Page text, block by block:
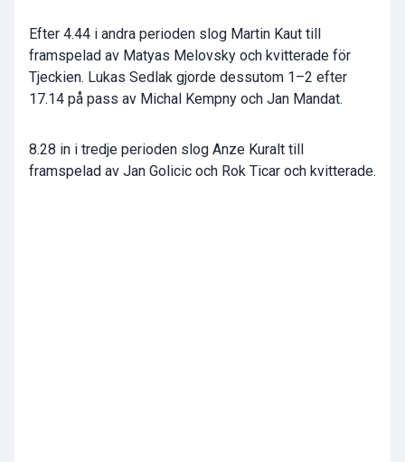
Efter 4.44 i andra perioden slog Martin Kaut till
framspelad av Matyas Melovsky och kvitterade för
Tjeckien. Lukas Sedlak gjorde dessutom 1–2 efter
17.14 på pass av Michal Kempny och Jan Mandat.
8.28 in i tredje perioden slog Anze Kuralt till
framspelad av Jan Golicic och Rok Ticar och kvitterade.